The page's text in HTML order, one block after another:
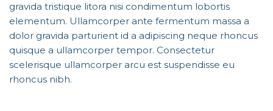
gravida tristique litora nisi condimentum lobortis
elementum. Ullamcorper ante fermentum massa a
dolor gravida parturient id a adipiscing neque rhoncus
quisque a ullamcorper tempor. Consectetur
scelerisque ullamcorper arcu est suspendisse eu
rhoncus nibh.